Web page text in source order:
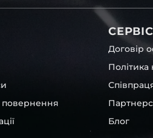
повернення
СЕРВІС
Договір
Політика
Блог